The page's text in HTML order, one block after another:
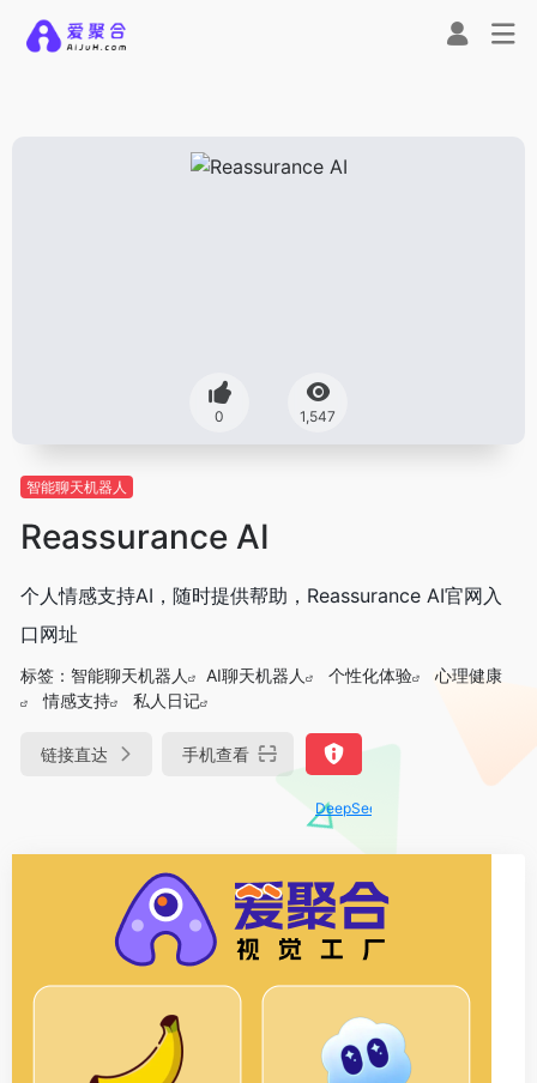
0 1,547
智能聊天机器人
Reassurance AI
个人情感支持AI，随时提供帮助，Reassurance AI官网入
口网址
标签： 智能聊天机器人 AI聊天机器人 个性化体验
心理健康
情感支持
私人日记
链接直达 手机查看
DeepSeek-R1、V3满血版免费用！- 字